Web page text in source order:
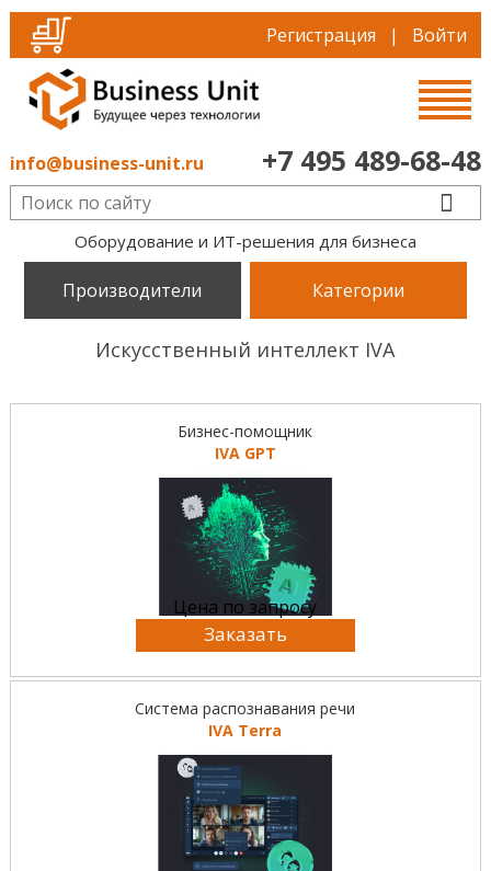
Регистрация | Войти
info@business-unit.ru +7 495 489-68-48
Оборудование и ИТ-решения для бизнеса
Производители Категории
Искусственный интеллект IVA
Бизнес-помощник
IVA GPT
Цена по запросу
Заказать
Система распознавания речи
IVA Terra